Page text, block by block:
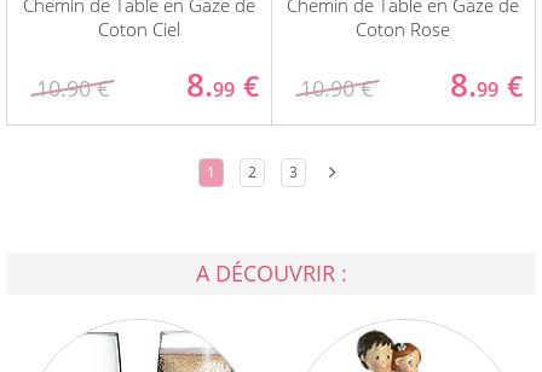
Chemin de Table en Gaze de
Coton Ciel
10.90 € 8.99 €
Chemin de Table en Gaze de
Coton Rose
10.90 € 8.99 €
1 2 3
A DÉCOUVRIR :